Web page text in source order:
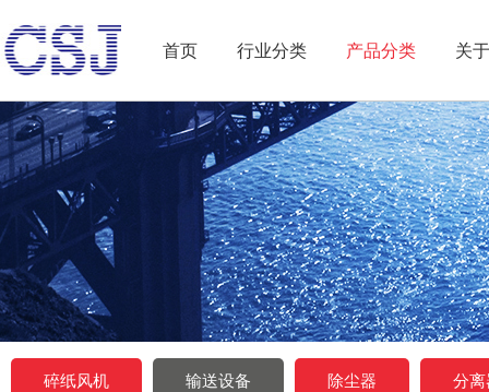
首页 行业分类 产品分类 关
输送设备
碎纸风机 输送设备 除尘器 分